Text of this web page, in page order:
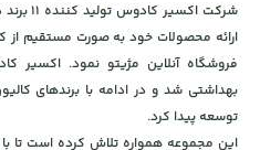
شرکت
ارائه محصولات خود به صورت مستقیم از
فروشگاه آنلاین مژیتو نمود. اکسیر
بهداشتی شد و در ادامه با برندهای
توسعه پیدا کرد.
این مجموعه همواره تلاش کرده است تا